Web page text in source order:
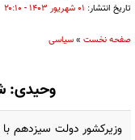
تاریخ انتشار: ۰۱ شهريور ۱۴۰۳ - ۲۰:۱۰
صفحه نخست »سیاسی
وحیدی:
وزیرکشور دولت سیزدهم